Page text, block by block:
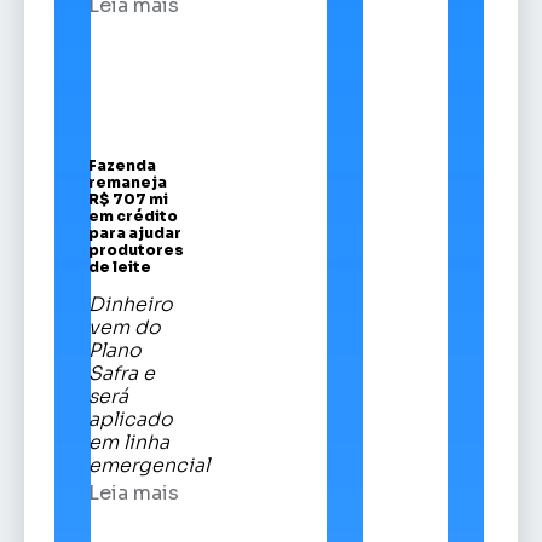
Leia mais
Fazenda
remaneja
R$ 707 mi
em crédito
para ajudar
produtores
de leite
Dinheiro
vem do
Plano
Safra e
será
aplicado
em linha
emergencial
Leia mais